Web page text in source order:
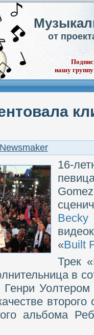
от
нашу
Newsmaker
16-
Becky
«Built
Трек
в
альбома